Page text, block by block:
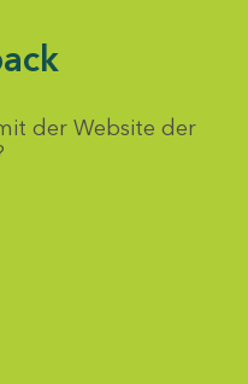
der Website der
auswählen